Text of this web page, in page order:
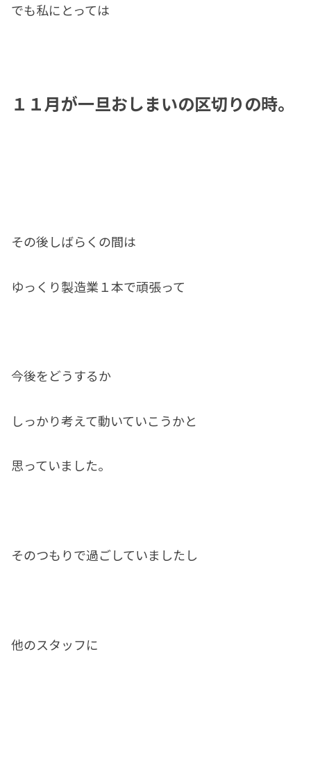
でも私にとっては
１１月が一旦おしまいの区切りの時。
その後しばらくの間は
ゆっくり製造業１本で頑張って
今後をどうするか
しっかり考えて動いていこうかと
思っていました。
そのつもりで過ごしていましたし
他のスタッフに